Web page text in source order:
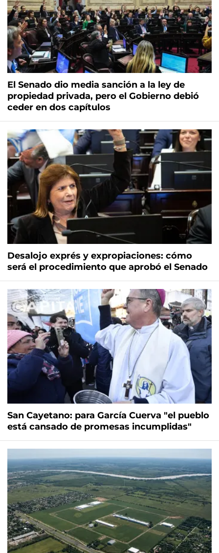
El Senado dio media sanción a la ley de
propiedad privada, pero el Gobierno debió
ceder en dos capítulos
Desalojo exprés y expropiaciones: cómo
será el procedimiento que aprobó el Senado
San Cayetano: para García Cuerva "el pueblo
está cansado de promesas incumplidas"